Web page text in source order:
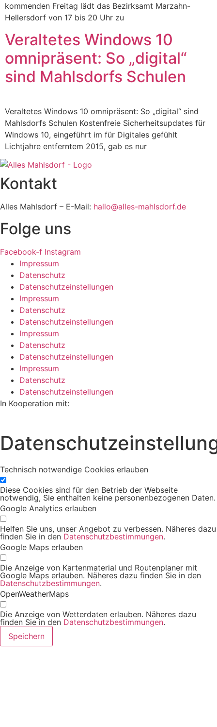
kommenden Freitag lädt das Bezirksamt Marzahn-
Hellersdorf von 17 bis 20 Uhr zu
Veraltetes Windows 10
omnipräsent: So „digital“
sind Mahlsdorfs Schulen
Veraltetes Windows 10 omnipräsent: So „digital“ sind
Mahlsdorfs Schulen Kostenfreie Sicherheitsupdates für
Windows 10, eingeführt im für Digitales gefühlt
Lichtjahre entferntem 2015, gab es nur
Kontakt
Alles Mahlsdorf – E-Mail: hallo@alles-mahlsdorf.de
Folge uns
Facebook-f Instagram
Impressum
Datenschutz
Datenschutzeinstellungen
Impressum
Datenschutz
Datenschutzeinstellungen
Impressum
Datenschutz
Datenschutzeinstellungen
Impressum
Datenschutz
Datenschutzeinstellungen
In Kooperation mit:
Technisch notwendige Cookies erlauben
Diese Cookies sind für den Betrieb der Webseite
notwendig, Sie enthalten keine personenbezogenen Daten.
Google Analytics erlauben
Helfen Sie uns, unser Angebot zu verbessen. Näheres dazu
finden Sie in den Datenschutzbestimmungen.
Google Maps erlauben
Die Anzeige von Kartenmaterial und Routenplaner mit
Google Maps erlauben. Näheres dazu finden Sie in den
Datenschutzbestimmungen.
OpenWeatherMaps
Die Anzeige von Wetterdaten erlauben. Näheres dazu
finden Sie in den Datenschutzbestimmungen.
Speichern